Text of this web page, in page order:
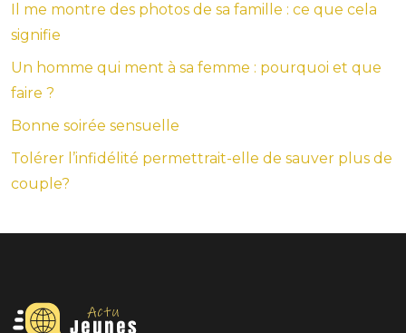
Il me montre des photos de sa famille : ce que cela
signifie
Un homme qui ment à sa femme : pourquoi et que
faire ?
Bonne soirée sensuelle
Tolérer l’infidélité permettrait-elle de sauver plus de
couple?